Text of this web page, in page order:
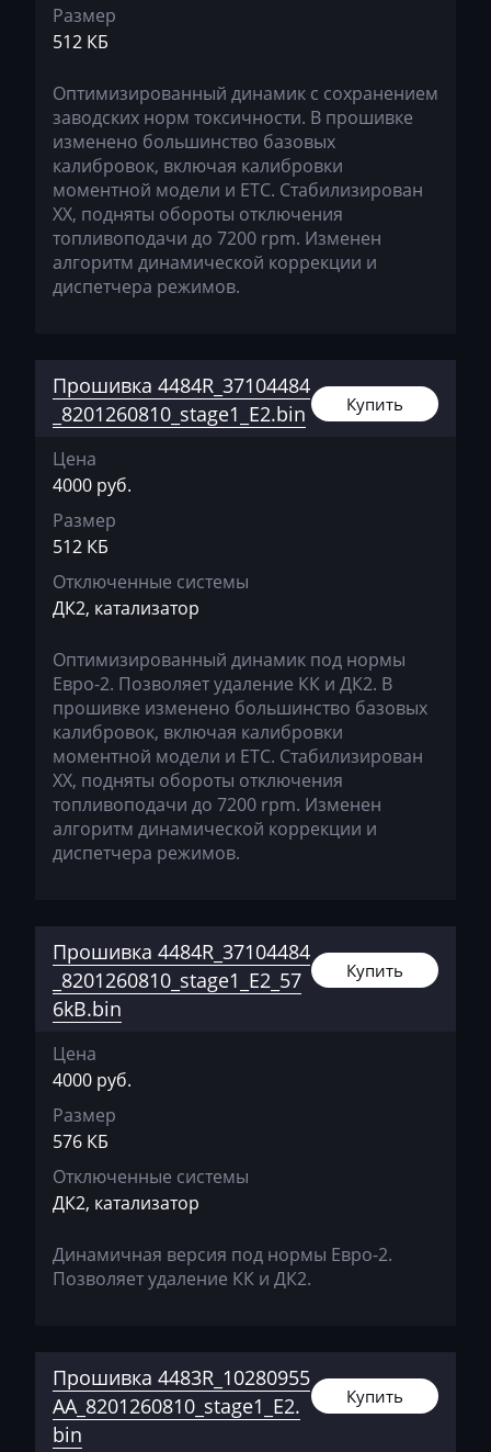
GAC
Gehl
Genie
Genset
GMC
Great Wall
Hafei
Haima
Hamm
Hatz
Haval
Hawtai
Hidromek
Higer
Hino
Hitachi
Honda
Hongqi
Huanghai
Hummer
Hyundai
Infiniti
Iran Khodro
Iveco
Jaecoo
Jaguar
Размер
512 КБ
Оптимизированный динамик с сохранением
заводских норм токсичности. В прошивке
изменено большинство базовых
калибровок, включая калибровки
моментной модели и ЕТС. Стабилизирован
ХХ, подняты обороты отключения
топливоподачи до 7200 rpm. Изменен
алгоритм динамической коррекции и
диспетчера режимов.
Прошивка 4484R_37104484
_8201260810_stage1_E2.bin
Купить
Цена
4000 руб.
Размер
512 КБ
Отключенные системы
ДК2, катализатор
Оптимизированный динамик под нормы
Евро-2. Позволяет удаление КК и ДК2. В
прошивке изменено большинство базовых
калибровок, включая калибровки
моментной модели и ЕТС. Стабилизирован
ХХ, подняты обороты отключения
топливоподачи до 7200 rpm. Изменен
алгоритм динамической коррекции и
диспетчера режимов.
Прошивка 4484R_37104484
_8201260810_stage1_E2_57
6kB.bin
Купить
Цена
4000 руб.
Размер
576 КБ
Отключенные системы
ДК2, катализатор
Динамичная версия под нормы Евро-2.
Позволяет удаление КК и ДК2.
Прошивка 4483R_10280955
AA_8201260810_stage1_E2.
bin
Купить